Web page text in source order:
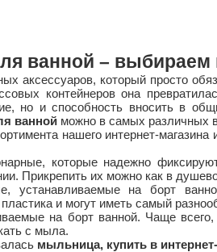
ванной – выбираем
аксессуаров, который просто
контейнеров она
но и способность вносить в
ванной можно в самых различных
нашего интернет-магазина
которые надежно
Прикрепить их можно как в
устанавливаемые на борт
и могут иметь самый
на борт ванной. Чаще
с мыла.
мыльница, купить в